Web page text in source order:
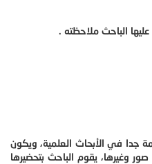
الباحث ملاحظته .
جدا في الأبحاث العلمية، ويكون
وغيرها، يقوم الباحث بتحضيرها